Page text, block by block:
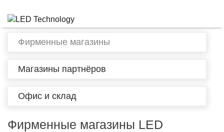
Фирменные магазины
Магазины партнёров
Офис и склад
Фирменные магазины LED